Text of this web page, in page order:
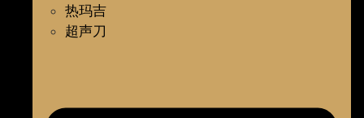
热玛吉
超声刀